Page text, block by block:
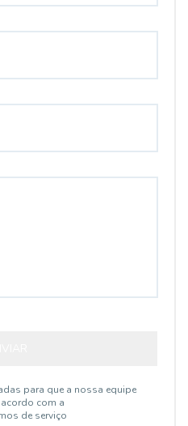
para que a nossa equipe
com a
de serviço